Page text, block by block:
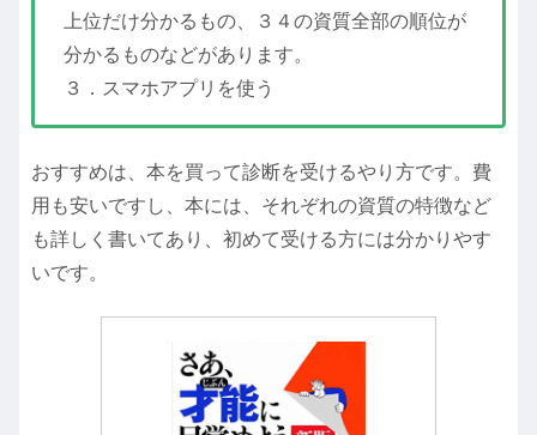
上位だけ分かるもの、３４の資質全部の順位が
分かるものなどがあります。
３．スマホアプリを使う
おすすめは、本を買って診断を受けるやり方です。費
用も安いですし、本には、それぞれの資質の特徴など
も詳しく書いてあり、初めて受ける方には分かりやす
いです。